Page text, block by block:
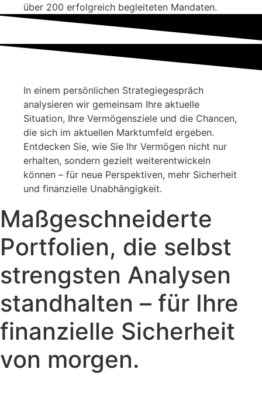
über 200 erfolgreich begleiteten Mandaten.
In einem persönlichen Strategiegespräch
analysieren wir gemeinsam Ihre aktuelle
Situation, Ihre Vermögensziele und die Chancen,
die sich im aktuellen Marktumfeld ergeben.
Entdecken Sie, wie Sie Ihr Vermögen nicht nur
erhalten, sondern gezielt weiterentwickeln
können – für neue Perspektiven, mehr Sicherheit
und finanzielle Unabhängigkeit.
Maßgeschneiderte
Portfolien, die selbst
strengsten Analysen
standhalten – für Ihre
finanzielle Sicherheit
von morgen.